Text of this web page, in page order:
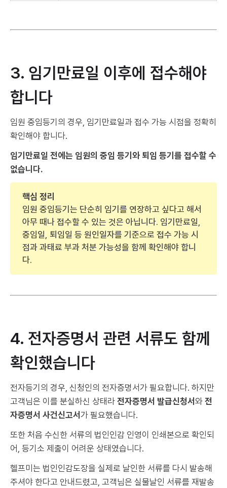
3. 임기만료일 이후에 접수해야
합니다
임원 중임등기의 경우, 임기만료일과 접수 가능 시점을 정확히
확인해야 합니다.
임기만료일 전에는 임원의 중임 등기와 퇴임 등기를 접수할 수
없습니다.
핵심 정리
임원 중임등기는 단순히 임기를 연장하고 싶다고 해서
아무 때나 접수할 수 있는 것은 아닙니다. 임기만료일,
중임일, 퇴임일 등 원인일자를 기준으로 접수 가능 시
점과 과태료 부과 처분 가능성을 함께 확인해야 합니
다.
4. 전자증명서 관련 서류도 함께
확인했습니다
전자등기의 경우, 신청인의 전자증명서가 필요합니다. 하지만
고객님은 이를 분실하신 상태라 전자증명서 발급신청서 와 전
자증명서 사건신고서 가 필요했습니다.
또한 처음 수신한 서류의 법인인감 인영이 인쇄본으로 확인되
어, 등기소 제출이 어려운 상태였습니다.
헬프미는 법인인감도장을 실제로 날인한 서류를 다시 발송해
주셔야 한다고 안내드렸고, 고객님은 실물날인 서류를 재발송